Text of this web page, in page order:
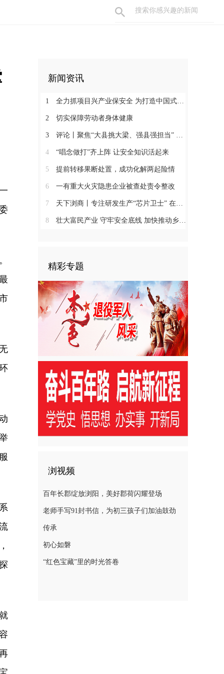
新闻资讯
1 全力抓项目兴产业保安全 为打造中国式现代化县域示范作出更大贡献
2 切实保障劳动者身体健康
3 评论丨聚焦“大县挑大梁、强县强担当” 保持定力真抓实干奋发作为
4 “唱念做打”齐上阵 让安全知识活起来
5 提前转移果断处置，成功化解两起险情
6 一有重大火灾隐患企业被查处责令整改
7 天下浏商丨专注研发生产“芯片卫士” 在半导体红海中搏出“隐形冠军”
8 壮大富民产业 守牢安全底线 加快推动乡村全面振兴
精彩专题
浏视频
百年长郡绽放浏阳，美好郡荷闪耀登场
老师手写91封书信，为初三孩子们加油鼓劲
传承
初心如磐
“红色宝藏”里的时光答卷